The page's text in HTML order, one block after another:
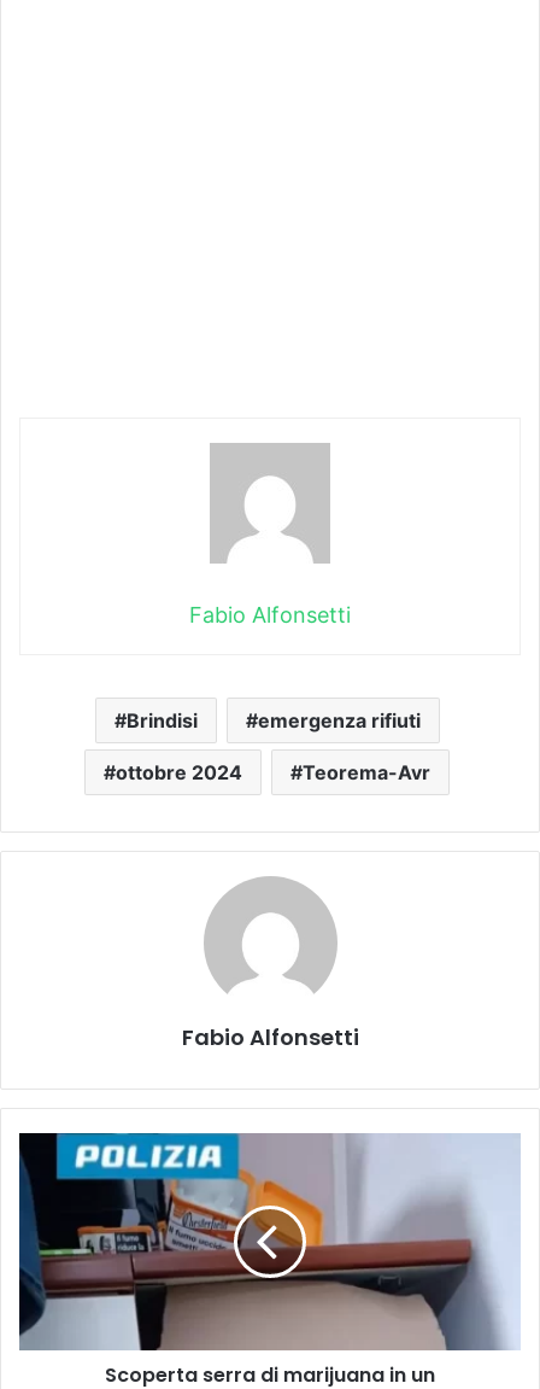
Fabio Alfonsetti
Brindisi emergenza rifiuti
ottobre 2024 Teorema-Avr
Fabio Alfonsetti
Scoperta
serra
marijuana
un
appartamento
Trani
Scoperta serra di marijuana in un